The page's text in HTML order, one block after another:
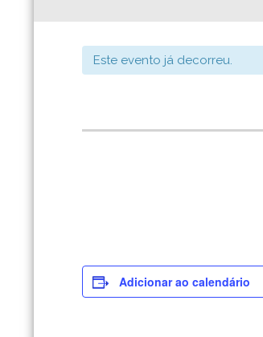
Este evento já decorreu.
Adicionar ao calendário